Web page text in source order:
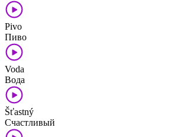
Pivo
Пиво
Voda
Вода
Šťastný
Счастливый